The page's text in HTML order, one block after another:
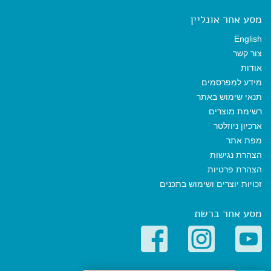
מסע אחר אונליין
English
צור קשר
אודות
מידע למפרסמים
תנאי שימוש באתר
רשימת מוצרים
ארכיון ניוזלטר
מפת אתר
הצהרת נגישות
הצהרת פרטיות
זכויות יוצרים ושימוש בתכנים
מסע אחר ברשת